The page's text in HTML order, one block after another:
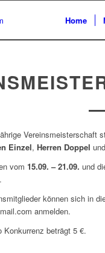
Home
Vereinsmeisterschaft
Einzel, Herren Doppel und
vom 15.09. – 21.09. und
können sich in
anmelden.
Konkurrenz beträgt 5 €.